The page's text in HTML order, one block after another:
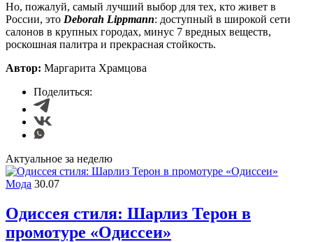
Но, пожалуй, самый лучший выбор для тех, кто живет в
России, это Deborah Lippmann: доступный в широкой сети
салонов в крупных городах, минус 7 вредных веществ,
роскошная палитра и прекрасная стойкость.
Автор: Маргарита Храмцова
Поделиться:
Актуальное за неделю
Мода 30.07
Одиссея стиля: Шарлиз Терон в
промотуре «Одиссеи»